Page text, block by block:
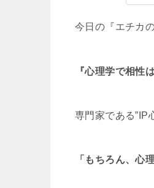
今日の『エチカ
『心理学で相性
専門家である”IP
「もちろん、心